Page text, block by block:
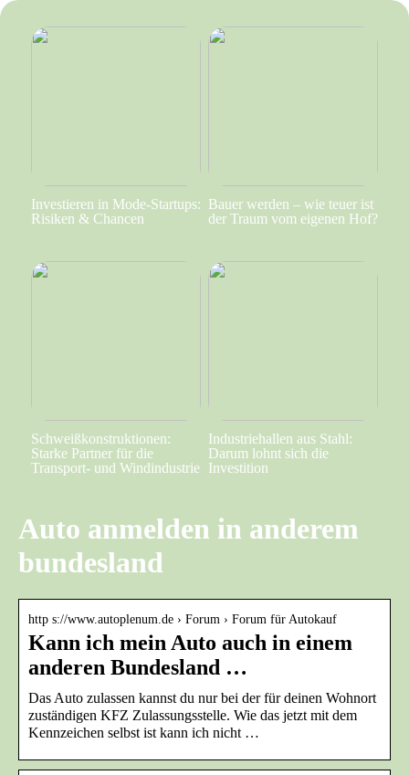
Investieren in Mode-Startups:
Risiken & Chancen
Bauer werden – wie teuer ist
der Traum vom eigenen Hof?
Schweißkonstruktionen:
Starke Partner für die
Transport- und Windindustrie
Industriehallen aus Stahl:
Darum lohnt sich die
Investition
Auto anmelden in anderem
bundesland
http s://www.autoplenum.de › Forum › Forum für Autokauf
Kann ich mein Auto auch in einem
anderen Bundesland …
Das Auto zulassen kannst du nur bei der für deinen Wohnort
zuständigen KFZ Zulassungsstelle. Wie das jetzt mit dem
Kennzeichen selbst ist kann ich nicht …